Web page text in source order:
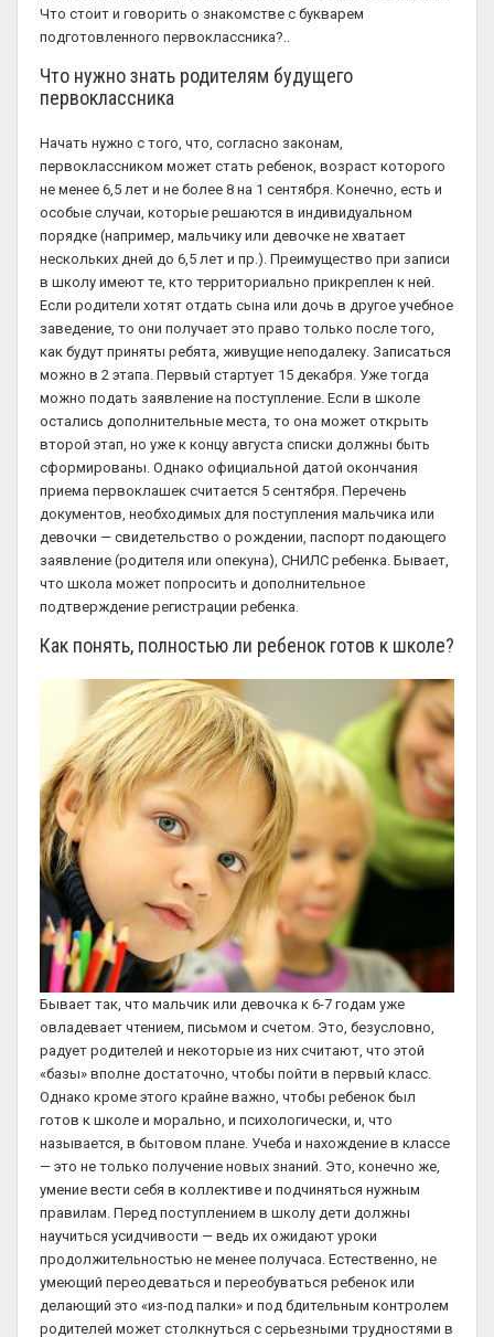
Что стоит и говорить о знакомстве с букварем
подготовленного первоклассника?..
Что нужно знать родителям будущего
первоклассника
Начать нужно с того, что, согласно законам,
первоклассником может стать ребенок, возраст которого
не менее 6,5 лет и не более 8 на 1 сентября. Конечно, есть и
особые случаи, которые решаются в индивидуальном
порядке (например, мальчику или девочке не хватает
нескольких дней до 6,5 лет и пр.). Преимущество при записи
в школу имеют те, кто территориально прикреплен к ней.
Если родители хотят отдать сына или дочь в другое учебное
заведение, то они получает это право только после того,
как будут приняты ребята, живущие неподалеку. Записаться
можно в 2 этапа. Первый стартует 15 декабря. Уже тогда
можно подать заявление на поступление. Если в школе
остались дополнительные места, то она может открыть
второй этап, но уже к концу августа списки должны быть
сформированы. Однако официальной датой окончания
приема первоклашек считается 5 сентября. Перечень
документов, необходимых для поступления мальчика или
девочки — свидетельство о рождении, паспорт подающего
заявление (родителя или опекуна), СНИЛС ребенка. Бывает,
что школа может попросить и дополнительное
подтверждение регистрации ребенка.
Как понять, полностью ли ребенок готов к школе?
Бывает так, что мальчик или девочка к 6-7 годам уже
овладевает чтением, письмом и счетом. Это, безусловно,
радует родителей и некоторые из них считают, что этой
«базы» вполне достаточно, чтобы пойти в первый класс.
Однако кроме этого крайне важно, чтобы ребенок был
готов к школе и морально, и психологически, и, что
называется, в бытовом плане. Учеба и нахождение в классе
— это не только получение новых знаний. Это, конечно же,
умение вести себя в коллективе и подчиняться нужным
правилам. Перед поступлением в школу дети должны
научиться усидчивости — ведь их ожидают уроки
продолжительностью не менее получаса. Естественно, не
умеющий переодеваться и переобуваться ребенок или
делающий это «из-под палки» и под бдительным контролем
родителей может столкнуться с серьезными трудностями в